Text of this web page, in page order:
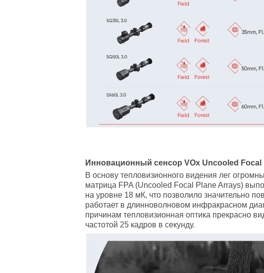
Инновационный сенсор VOx Uncooled Focal
В основу тепловизионного видения лег
матрица FPA (Uncooled Focal Plane Arrays)
на уровне 18 мК, что позволило значительно
работает в длинноволновом инфракрасном
причинам тепловизионная оптика прекрасно
частотой 25 кадров в секунду.